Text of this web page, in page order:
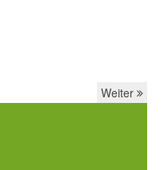
Weiter